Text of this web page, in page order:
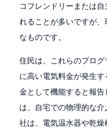
コフレンドリーまたは
れることが多いですが
なものです。
住民は、これらのプロ
に高い電気料金が発生
金として機能すると報
は、自宅での物理的な
社は、電気温水器や乾